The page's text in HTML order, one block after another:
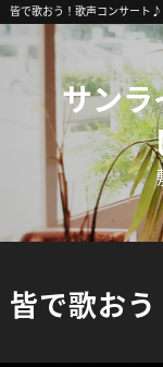
サンラ
皆で歌お